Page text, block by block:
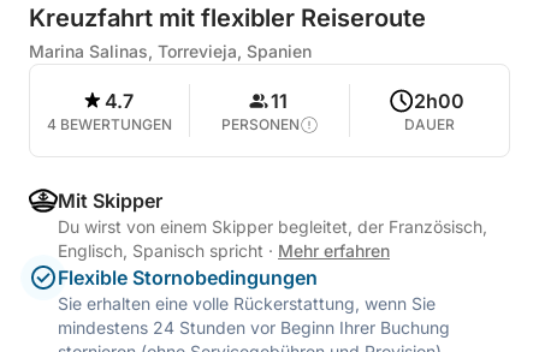
Kreuzfahrt mit flexibler Reiseroute
Marina Salinas, Torrevieja, Spanien
4.7
4 BEWERTUNGEN
11
PERSONEN
2h00
DAUER
Mit Skipper
Du wirst von einem Skipper begleitet, der Französisch,
Englisch, Spanisch spricht · Mehr erfahren
Flexible Stornobedingungen
Sie erhalten eine volle Rückerstattung, wenn Sie
mindestens 24 Stunden vor Beginn Ihrer Buchung